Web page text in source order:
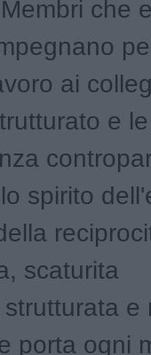
che
ai
e
spirito
scaturita
e
porta ogni